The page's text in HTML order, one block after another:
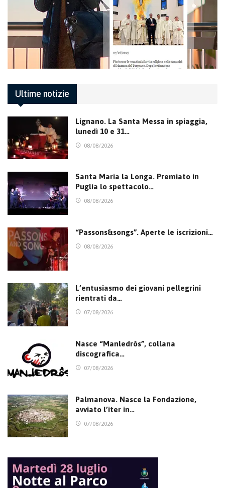
Ultime notizie
Lignano. La Santa Messa in spiaggia,
lunedì 10 e 31…
08/08/2026
Santa Maria la Longa. Premiato in
Puglia lo spettacolo…
08/08/2026
“Passons&songs”. Aperte le iscrizioni…
08/08/2026
L’entusiasmo dei giovani pellegrini
rientrati da…
07/08/2026
Nasce “Manledrôs”, collana
discografica…
07/08/2026
Palmanova. Nasce la Fondazione,
avviato l’iter in…
07/08/2026